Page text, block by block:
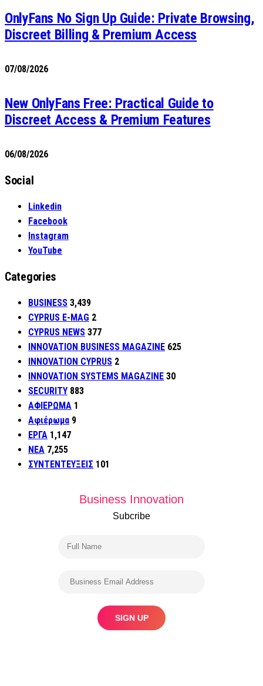
OnlyFans No Sign Up Guide: Private Browsing,
Discreet Billing & Premium Access
07/08/2026
New OnlyFans Free: Practical Guide to
Discreet Access & Premium Features
06/08/2026
Social
Linkedin
Facebook
Instagram
YouTube
Categories
BUSINESS 3,439
CYPRUS E-MAG 2
CYPRUS NEWS 377
INNOVATION BUSINESS MAGAZINE 625
INNOVATION CYPRUS 2
INNOVATION SYSTEMS MAGAZINE 30
SECURITY 883
ΑΦΙΕΡΩΜΑ 1
Αφιέρωμα 9
ΕΡΓΑ 1,147
ΝΕΑ 7,255
ΣΥΝΤΕΝΤΕΥΞΕΙΣ 101
Business Innovation
Subcribe